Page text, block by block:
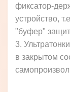
фиксатор-
устройство,
"буфер"
3.
в закрытом